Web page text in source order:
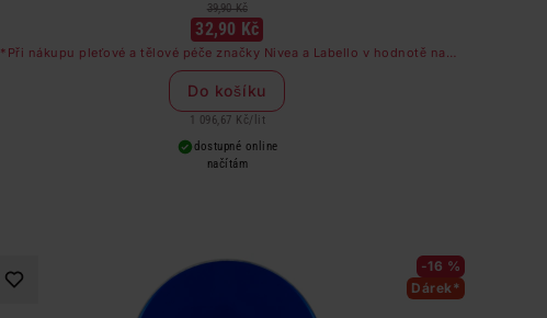
39,90 Kč
32,90 Kč
*Při nákupu pleťové a tělové péče značky Nivea a Labello v hodnotě nad
249 Kč dostanete odličovač očí zdarma
Do košíku
1 096,67 Kč/ lit
dostupné online
načítám
-16 %
Dárek*